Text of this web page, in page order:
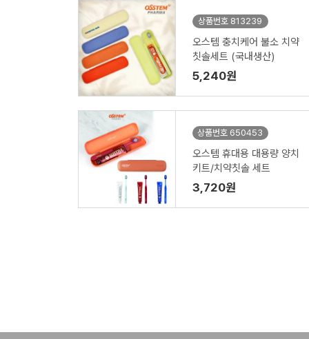
상품번호 813239
오스템 충치케어 불소 치약
칫솔세트 (국내생산)
5,240원
상품번호 650453
오스템 휴대용 대용량 양치
키트/치약칫솔 세트
3,720원